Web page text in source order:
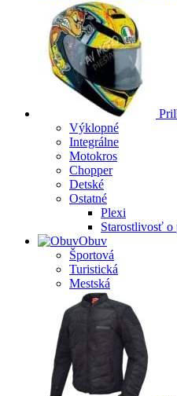
Výklopné
Integrálne
Motokros
Chopper
Detské
Ostatné
Plexi
Starostlivosť o
Obuv
Športová
Turistická
Mestská